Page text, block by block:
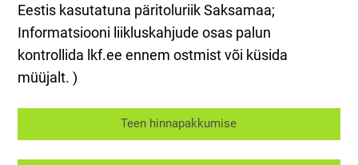
Eestis kasutatuna päritoluriik Saksamaa;
Informatsiooni liikluskahjude osas palun
kontrollida lkf.ee ennem ostmist või küsida
müüjalt. )
Teen hinnapakkumise